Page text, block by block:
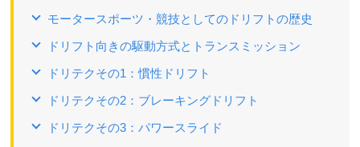
モータースポーツ・競技としてのドリフトの歴史
ドリフト向きの駆動方式とトランスミッション
ドリテクその1：慣性ドリフト
ドリテクその2：ブレーキングドリフト
ドリテクその3：パワースライド